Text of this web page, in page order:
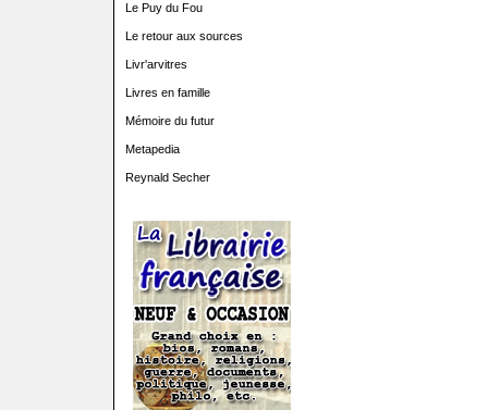
Le Puy du Fou
Le retour aux sources
Livr'arvitres
Livres en famille
Mémoire du futur
Metapedia
Reynald Secher